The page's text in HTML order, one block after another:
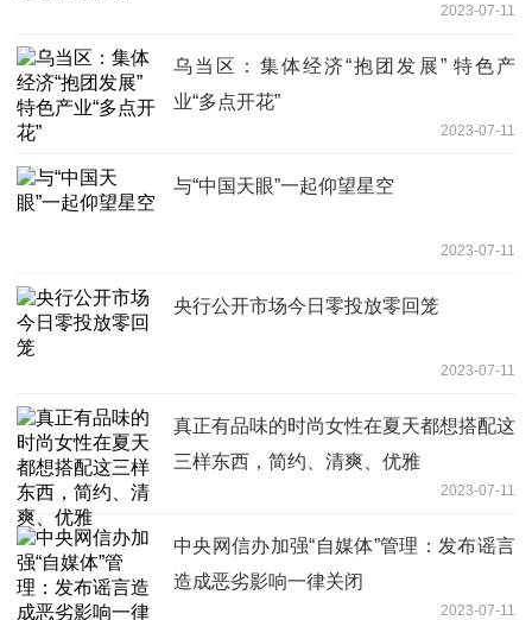
2023-07-11
乌当区：集体经济“抱团发展” 特色产
业“多点开花”
2023-07-11
与“中国天眼”一起仰望星空
2023-07-11
央行公开市场今日零投放零回笼
2023-07-11
真正有品味的时尚女性在夏天都想搭配这
三样东西，简约、清爽、优雅
2023-07-11
中央网信办加强“自媒体”管理：发布谣言
造成恶劣影响一律关闭
2023-07-11